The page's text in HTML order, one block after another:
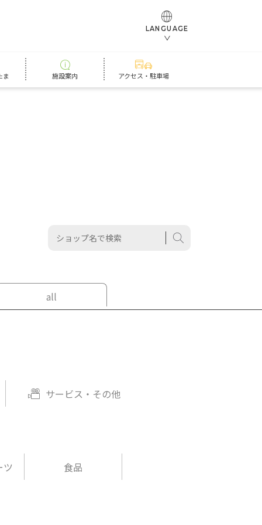
LANGUAGE
ま 施設案内 アクセス・駐車場
all
サービス・その他
ツ 食品